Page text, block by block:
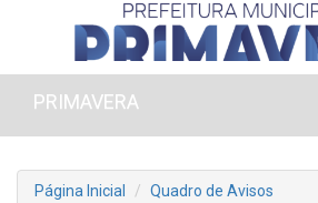
PRIMAVERA
Página Inicial
Quadro de Avisos